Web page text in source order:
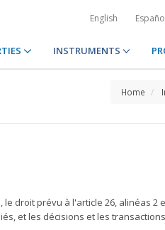
English
INSTRUMENTS
Home
droit prévu à l'article 26, alinéas
et les décisions et les